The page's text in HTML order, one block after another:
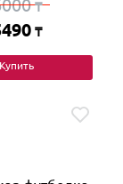
₸
₸
Купить